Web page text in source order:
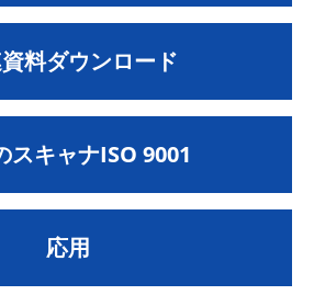
料ダウンロード
スキャナISO 9001
応用